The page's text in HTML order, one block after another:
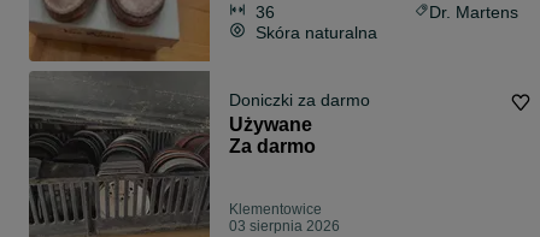
36
Dr. Martens
Skóra naturalna
Doniczki za darmo
Używane
Za darmo
Klementowice
03 sierpnia 2026